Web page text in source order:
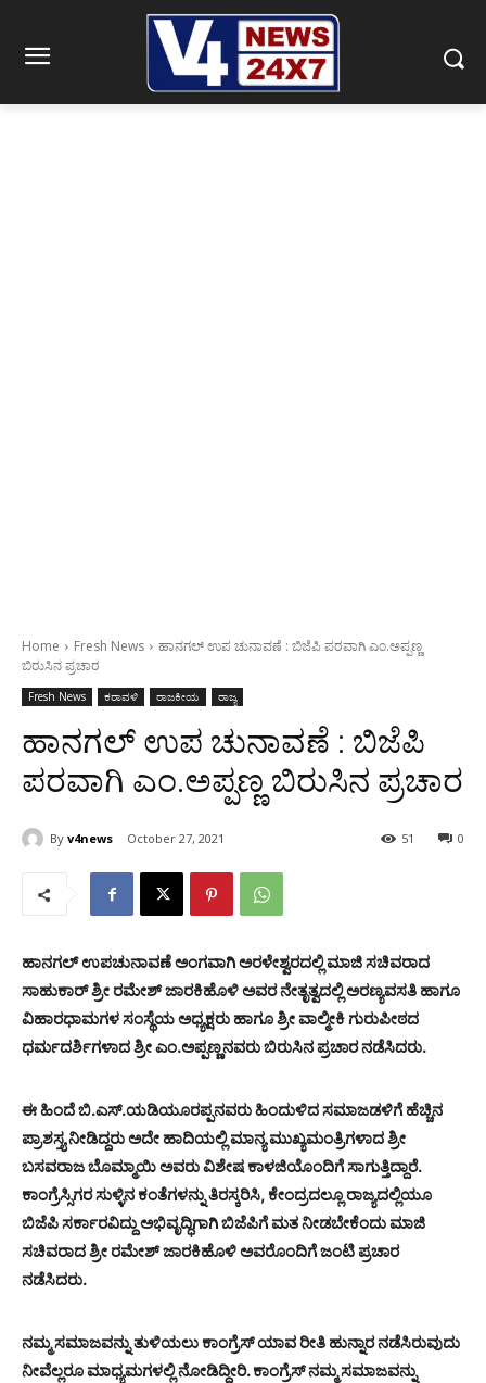
Home Fresh News
ಹಾನಗಲ್ ಉಪ ಚುನಾವಣೆ : ಬಿಜೆಪಿ ಪರವಾಗಿ ಎಂ.ಅಪ್ಪಣ್ಣ
ಬಿರುಸಿನ ಪ್ರಚಾರ
Fresh News ಕರಾವಳಿ ರಾಜಕೀಯ ರಾಜ್ಯ
ಹಾನಗಲ್ ಉಪ ಚುನಾವಣೆ : ಬಿಜೆಪಿ
ಪರವಾಗಿ ಎಂ.ಅಪ್ಪಣ್ಣ ಬಿರುಸಿನ ಪ್ರಚಾರ
By v4news October 27, 2021 0
51
ಹಾನಗಲ್ ಉಪಚುನಾವಣೆ ಅಂಗವಾಗಿ ಅರಳೇಶ್ವರದಲ್ಲಿ ಮಾಜಿ ಸಚಿವರಾದ
ಸಾಹುಕಾರ್ ಶ್ರೀ ರಮೇಶ್ ಜಾರಕಿಹೊಳಿ ಅವರ ನೇತೃತ್ವದಲ್ಲಿ ಅರಣ್ಯವಸತಿ ಹಾಗೂ
ವಿಹಾರಧಾಮಗಳ ಸಂಸ್ಥೆಯ ಅಧ್ಯಕ್ಷರು ಹಾಗೂ ಶ್ರೀ ವಾಲ್ಮೀಕಿ ಗುರುಪೀಠದ
ಧರ್ಮದರ್ಶಿಗಳಾದ ಶ್ರೀ ಎಂ.ಅಪ್ಪಣ್ಣನವರು ಬಿರುಸಿನ ಪ್ರಚಾರ ನಡೆಸಿದರು.
ಈ ಹಿಂದೆ ಬಿ‌.ಎಸ್.ಯಡಿಯೂರಪ್ಪನವರು ಹಿಂದುಳಿದ ಸಮಾಜಡಳಿಗೆ ಹೆಚ್ಚಿನ
ಪ್ರಾಶಸ್ತ್ಯ ನೀಡಿದ್ದರು ಅದೇ ಹಾದಿಯಲ್ಲಿ ಮಾನ್ಯ ಮುಖ್ಯಮಂತ್ರಿಗಳಾದ ಶ್ರೀ
ಬಸವರಾಜ ಬೊಮ್ಮಾಯಿ ಅವರು ವಿಶೇಷ ಕಾಳಜಿಯೊಂದಿಗೆ ಸಾಗುತ್ತಿದ್ದಾರೆ.
ಕಾಂಗ್ರೆಸ್ಸಿಗರ ಸುಳ್ಳಿನ ಕಂತೆಗಳನ್ನು ತಿರಸ್ಕರಿಸಿ, ಕೇಂದ್ರದಲ್ಲೂ ರಾಜ್ಯದಲ್ಲಿಯೂ
ಬಿಜೆಪಿ ಸರ್ಕಾರವಿದ್ದು ಅಭಿವೃದ್ಧಿಗಾಗಿ ಬಿಜೆಪಿಗೆ ಮತ ನೀಡಬೇಕೆಂದು ಮಾಜಿ
ಸಚಿವರಾದ ಶ್ರೀ ರಮೇಶ್ ಜಾರಕಿಹೊಳಿ ಅವರೊಂದಿಗೆ ಜಂಟಿ ಪ್ರಚಾರ
ನಡೆಸಿದರು.
ನಮ್ಮ ಸಮಾಜವನ್ನು ತುಳಿಯಲು ಕಾಂಗ್ರೆಸ್‌ ಯಾವ ರೀತಿ ಹುನ್ನಾರ ನಡೆಸಿರುವುದು
ನೀವೆಲ್ಲರೂ ಮಾಧ್ಯಮಗಳಲ್ಲಿ ನೋಡಿದ್ದೀರಿ. ಕಾಂಗ್ರೆಸ್‌ ನಮ್ಮ ಸಮಾಜವನ್ನು